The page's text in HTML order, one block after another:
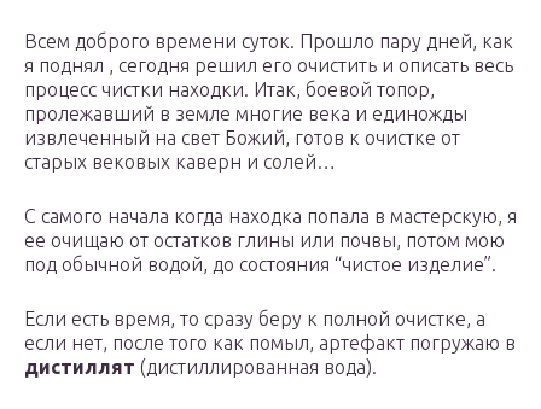
Всем доброго времени суток. Прошло пару дней, как
я поднял , сегодня решил его очистить и описать весь
процесс чистки находки. Итак, боевой топор,
пролежавший в земле многие века и единожды
извлеченный на свет Божий, готов к очистке от
старых вековых каверн и солей…
С самого начала когда находка попала в мастерскую, я
ее очищаю от остатков глины или почвы, потом мою
под обычной водой, до состояния “чистое изделие”.
Если есть время, то сразу беру к полной очистке, а
если нет, после того как помыл, артефакт погружаю в
дистиллят (дистиллированная вода).